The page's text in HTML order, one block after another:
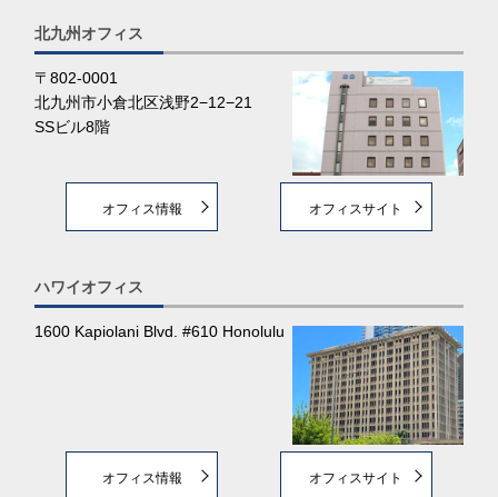
北九州オフィス
〒802-0001
北九州市小倉北区浅野2−12−21
SSビル8階
オフィス情報 オフィスサイト
ハワイオフィス
1600 Kapiolani Blvd. #610 Honolulu
オフィス情報 オフィスサイト